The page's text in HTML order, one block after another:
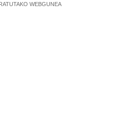
WEBGUNEA